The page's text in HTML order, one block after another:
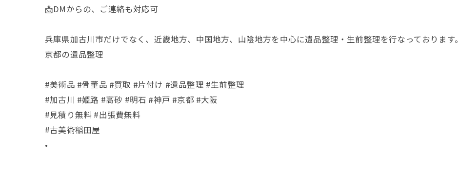
📩DMからの、ご連絡も対応可
兵庫県加古川市だけでなく、近畿地方、中国地方、山陰地方を中心に遺品整理・生前整理を行なっております。
京都の遺品整理
#美術品 #骨董品 #買取 #片付け #遺品整理 #生前整理
#加古川 #姫路 #高砂 #明石 #神戸 #京都 #大阪
#見積り無料 #出張費無料
#古美術稲田屋
•